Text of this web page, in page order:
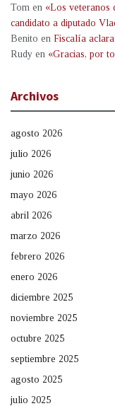
Tom en «Los veteranos
candidato a diputado
Benito en Fiscalía
Rudy en «Gracias, por
Archivos
agosto 2026
julio 2026
junio 2026
mayo 2026
abril 2026
marzo 2026
febrero 2026
enero 2026
diciembre 2025
noviembre 2025
octubre 2025
septiembre 2025
agosto 2025
julio 2025